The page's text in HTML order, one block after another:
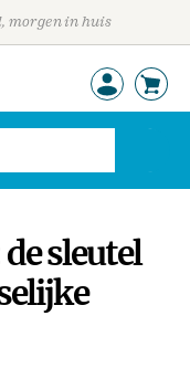
morgen in huis
sleutel